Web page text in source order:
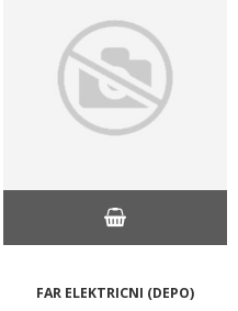
FAR ELEKTRICNI (DEPO)